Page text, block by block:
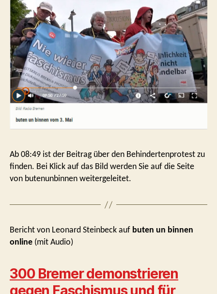
Ab 08:49 ist der Beitrag über den Behindertenprotest zu
finden. Bei Klick auf das Bild werden Sie auf die Seite
von butenunbinnen weitergeleitet.
Bericht von Leonard Steinbeck auf buten un binnen
online (mit Audio)
300 Bremer demonstrieren